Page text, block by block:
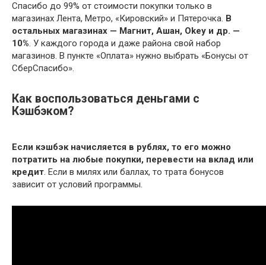
Спасибо до 99% от стоимости покупки только в
магазинах Лента, Метро, «Кировский» и Пятерочка. В
остальных магазинах — Магнит, Ашан, Okey и др. —
10%. У каждого города и даже района свой набор
магазинов. В пункте «Оплата» нужно выбрать «Бонусы от
СберСпасибо».
Как воспользоваться деньгами с
Кэшбэком?
Если кэшбэк начисляется в рублях, то его можно
потратить на любые покупки, перевести на вклад или
кредит. Если в милях или баллах, то трата бонусов
зависит от условий программы.